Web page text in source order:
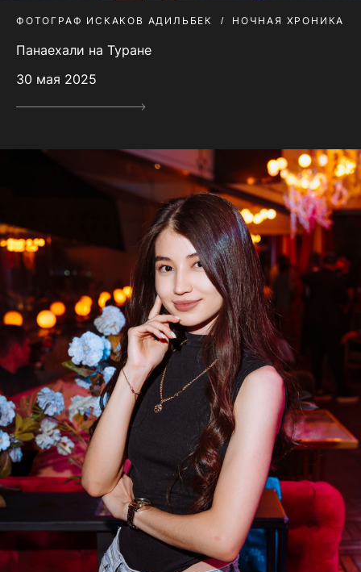
ФОТОГРАФ ИСКАКОВ АДИЛЬБЕК НОЧНАЯ ХРОНИКА
Панаехали на Туране
30 мая 2025